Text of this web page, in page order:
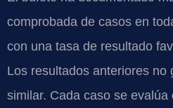
comprobada de casos en
con una tasa de resultado
Los resultados anteriores no
similar. Cada caso se